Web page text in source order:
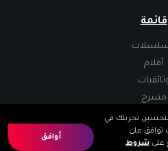
تجربتك في
توافق على
على شروط
أوافق
قائمة
أفلام
مسرح